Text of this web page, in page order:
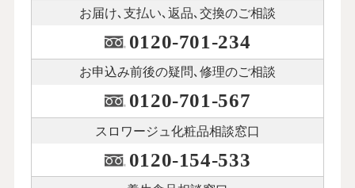
お届け､支払い､ 返品､交換のご相談
0120-701-234
お申込み前後の疑問､修理のご相談
0120-701-567
スロワージュ化粧品相談窓口
0120-154-533